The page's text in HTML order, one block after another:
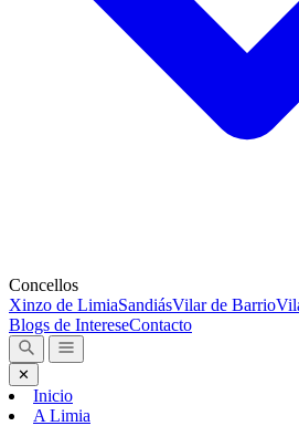
Concellos
Xinzo de LimiaSandiásVilar de Barrio
Blogs de IntereseContacto
✕
Inicio
A Limia